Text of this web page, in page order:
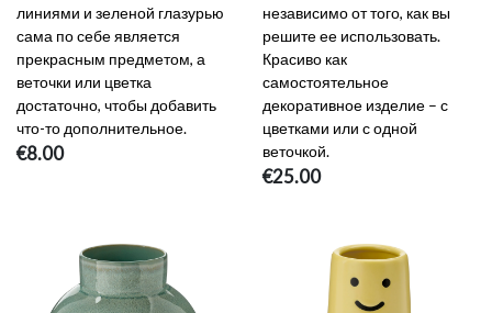
линиями и зеленой глазурью
сама по себе является
прекрасным предметом, а
веточки или цветка
достаточно, чтобы добавить
что-то дополнительное.
€8.00
независимо от того, как вы
решите ее использовать.
Красиво как
самостоятельное
декоративное изделие – с
цветками или с одной
веточкой.
€25.00